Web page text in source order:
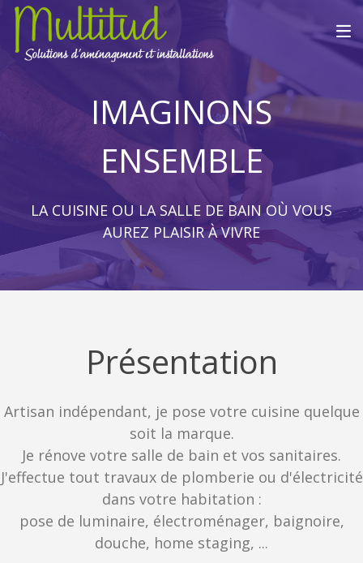
IMAGINONS
ENSEMBLE
LA CUISINE OU LA SALLE DE BAIN OÙ VOUS
AUREZ PLAISIR À VIVRE
Présentation
Artisan indépendant, je pose votre cuisine quelque
soit la marque.
Je rénove votre salle de bain et vos sanitaires.
J'effectue tout travaux de plomberie ou d'électricité
dans votre habitation :
pose de luminaire, électroménager, baignoire,
douche, home staging, ...